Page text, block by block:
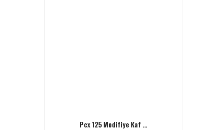
Pcx 125 Modifiye Kaf ...